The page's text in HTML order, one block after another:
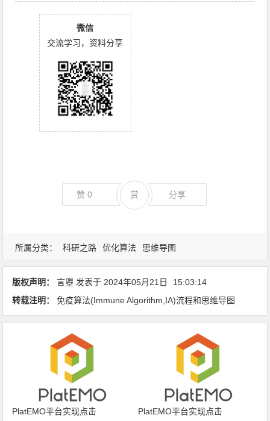
微信
交流学习，资料分享
赞 0 分享
赏
所属分类： 科研之路 优化算法 思维导图
版权声明： 言曌 发表于 2024年05月21日
15:03:14
转载注明：
免疫算法(Immune Algorithm,IA)流程和思维导图
PlatEMO平台实现点击
PlatEMO平台实现点击